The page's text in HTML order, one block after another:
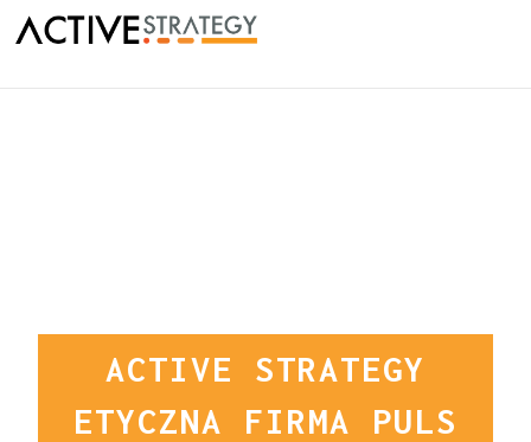
ACTIVE STRATEGY
ETYCZNA FIRMA PULS